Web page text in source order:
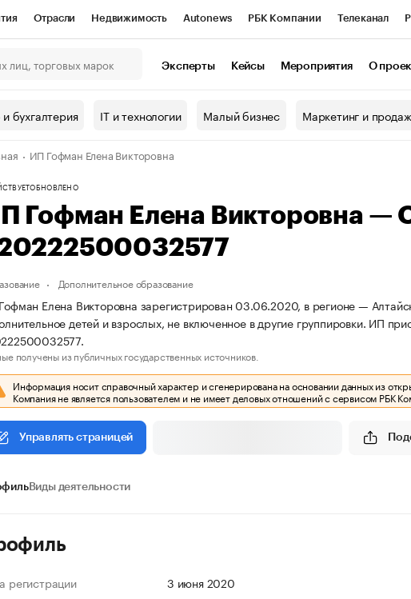
Отрасли Недвижимость Autonews РБК Компании Телеканал
Проверка контрагентов
валюты
Эксперты Кейсы Мероприятия О
бухгалтерия IT и технологии Малый бизнес Маркетинг и
ИП Гофман Елена Викторовна
ОБНОВЛЕНО
Гофман Елена Викторовна
Дополнительное образование
Елена Викторовна зарегистрирован 03.06.2020, в регионе —
детей и взрослых, не включенное в другие группировки. ИП
получены из публичных государственных источников.
Информация носит справочный характер и сгенерирована на основании данных из
Компания не является пользователем и не имеет деловых отношений с сервисом РБК
Управлять страницей
Виды деятельности
регистрации
3 июня 2020